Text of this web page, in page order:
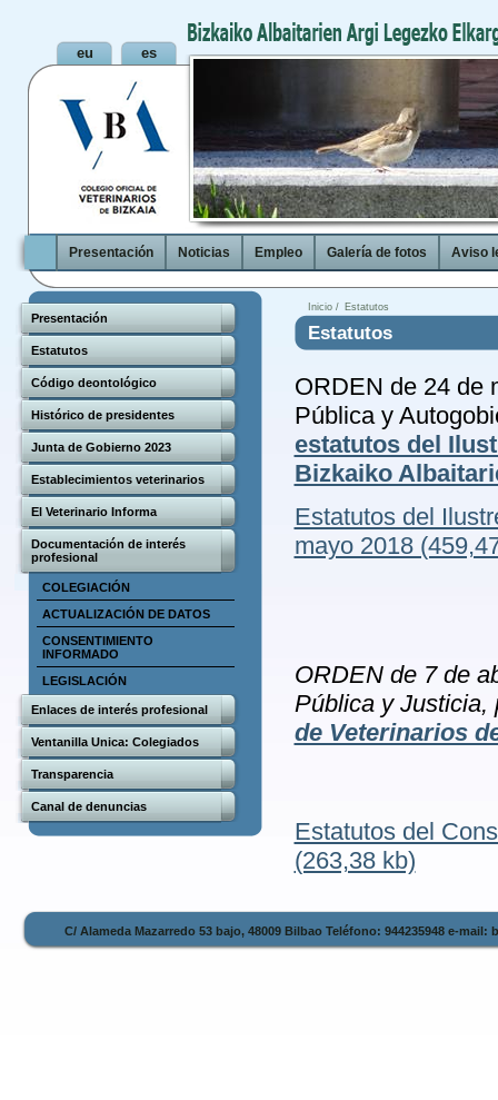
Presentación Noticias Empleo Galería de fotos Aviso
Presentación
Estatutos
Código deontológico
Histórico de presidentes
Junta de Gobierno 2023
Establecimientos veterinarios
El Veterinario Informa
Documentación de interés
profesional
COLEGIACIÓN
ACTUALIZACIÓN DE DATOS
CONSENTIMIENTO
INFORMADO
LEGISLACIÓN
Enlaces de interés profesional
Ventanilla Unica: Colegiados
Transparencia
Canal de denuncias
Inicio / Estatutos
Estatutos
ORDEN de 24 de
Pública y
estatutos del
Bizkaiko
Estatutos del
mayo 2018
ORDEN de 7 de
Pública y
de Veterinarios
Estatutos del
(263,38 kb)
C/ Alameda Mazarredo 53 bajo, 48009 Bilbao Teléfono: 944235948 e-mail: